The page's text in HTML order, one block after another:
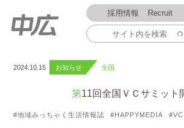
採用情報 Recruit
2024.10.15 お知らせ 全国
第11回全国ＶＣサミット
地域みっちゃく生活情報誌 HAPPYMEDIA VC